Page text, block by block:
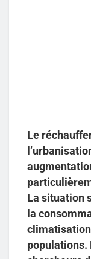
Le
La situation
la
populations.